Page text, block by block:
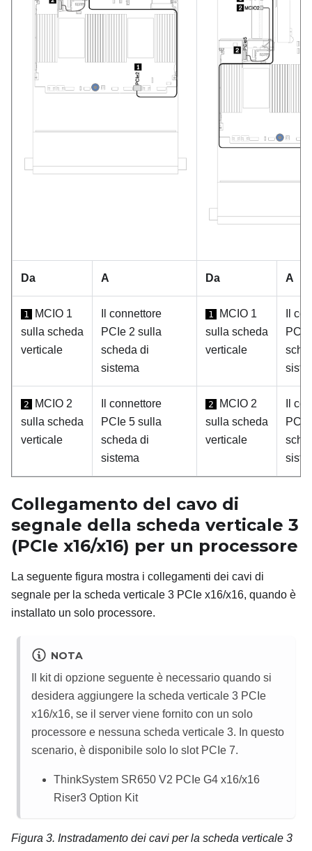
Da A Da A
1
MCIO 1
sulla scheda
verticale
Il connettore
PCIe 2 sulla
scheda di
sistema
1
MCIO 1
sulla scheda
verticale
Il
2
MCIO 2
sulla scheda
verticale
Il connettore
PCIe 5 sulla
scheda di
sistema
2
MCIO 2
sulla scheda
verticale
Il
Collegamento del cavo di
segnale della scheda verticale 3
(PCIe x16/x16) per un processore
La seguente figura mostra i collegamenti dei cavi di
segnale per la scheda verticale 3 PCIe x16/x16, quando è
installato un solo processore.
NOTA
Il kit di opzione seguente è necessario quando si
desidera aggiungere la scheda verticale 3 PCIe
x16/x16, se il server viene fornito con un solo
processore e nessuna scheda verticale 3. In questo
scenario, è disponibile solo lo slot PCIe 7.
ThinkSystem SR650 V2 PCIe G4 x16/x16
Riser3 Option Kit
Figura 3. Instradamento dei cavi per la scheda verticale 3